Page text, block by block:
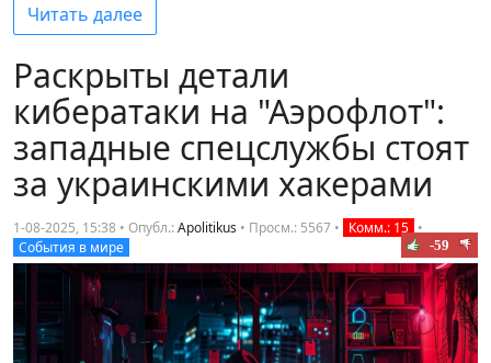
Читать далее
Раскрыты детали
кибератаки на "Аэрофлот":
западные спецслужбы стоят
за украинскими хакерами
1-08-2025, 15:38 • Опубл.:Apolitikus • Просм.: 5567 • Комм.: 15 •
События в мире
-59